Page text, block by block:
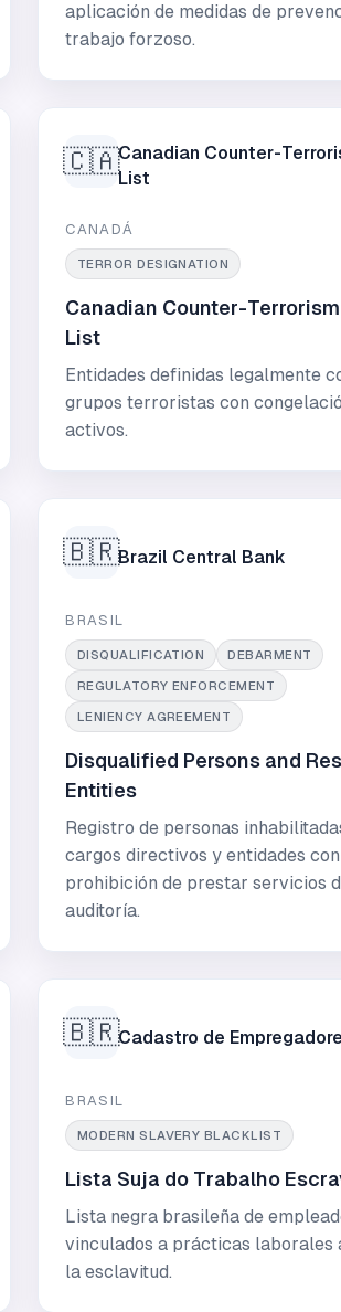
aplicación de medidas de
trabajo forzoso.
🇨🇦Canadian Counter-
List
CANADÁ
TERROR DESIGNATION
Canadian Counter-
List
Entidades definidas legalmente
grupos terroristas con
activos.
🇧🇷Brazil Central Bank
BRASIL
DISQUALIFICATION
DEBARMENT
REGULATORY ENFORCEMENT
LENIENCY AGREEMENT
Disqualified Persons and
Entities
Registro de personas
cargos directivos y entidades con
prohibición de prestar servicios
auditoría.
🇧🇷Cadastro de
BRASIL
MODERN SLAVERY BLACKLIST
Lista Suja do Trabalho
Lista negra brasileña de
vinculados a prácticas laborales
la esclavitud.